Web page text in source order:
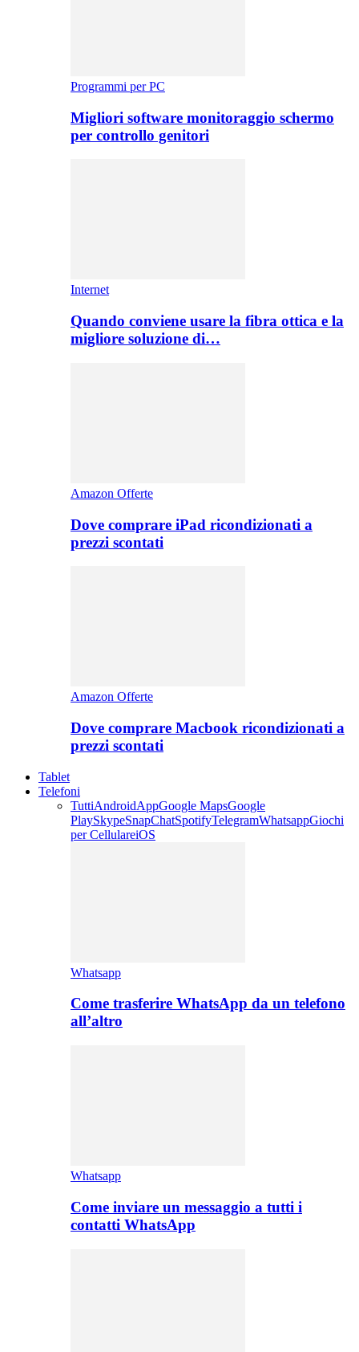
Programmi per PC
Migliori software monitoraggio schermo
per controllo genitori
Internet
Quando conviene usare la fibra ottica e la
migliore soluzione di…
Amazon Offerte
Dove comprare iPad ricondizionati a
prezzi scontati
Amazon Offerte
Dove comprare Macbook ricondizionati a
prezzi scontati
Tablet
Telefoni
TuttiAndroidAppGoogle MapsGoogle
PlaySkypeSnapChatSpotifyTelegramWhatsappGiochi
per CellulareiOS
Whatsapp
Come trasferire WhatsApp da un telefono
all’altro
Whatsapp
Come inviare un messaggio a tutti i
contatti WhatsApp